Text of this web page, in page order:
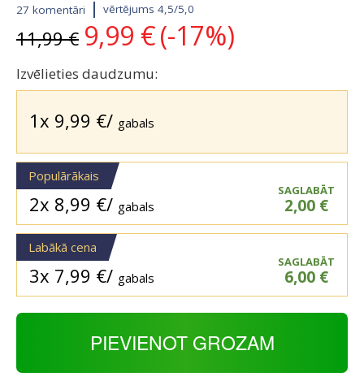
27 komentāri vērtējums 4,5/5,0
11,99€ Original
price
was:
11,99 €.
9,99 € Current
price
is:
9,99 €.
(-17%)
Izvēlieties daudzumu:
1x 9,99 €/ gabals
Populārākais
2x 8,99 €/ gabals
SAGLABĀT
2,00 €
Labākā cena
3x 7,99 €/ gabals
SAGLABĀT
6,00 €
PIEVIENOT GROZAM